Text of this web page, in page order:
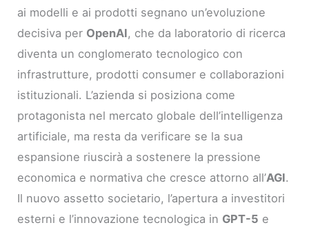
ai modelli e ai prodotti segnano un’evoluzione
decisiva per OpenAI, che da laboratorio di ricerca
diventa un conglomerato tecnologico con
infrastrutture, prodotti consumer e collaborazioni
istituzionali. L’azienda si posiziona come
protagonista nel mercato globale dell’intelligenza
artificiale, ma resta da verificare se la sua
espansione riuscirà a sostenere la pressione
economica e normativa che cresce attorno all’AGI.
Il nuovo assetto societario, l’apertura a investitori
esterni e l’innovazione tecnologica in GPT-5 e